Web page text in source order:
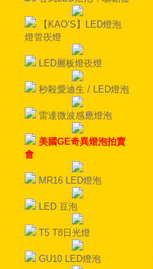
【KAO’S】LED燈泡
燈管崁燈
LED層板燈崁燈
秒殺愛迪生 / LED燈泡
雷達微波感應燈泡
美國GE奇異燈泡拍賣
會
MR16 LED燈泡
LED 豆泡
T5 T8日光燈
GU10 LED燈泡